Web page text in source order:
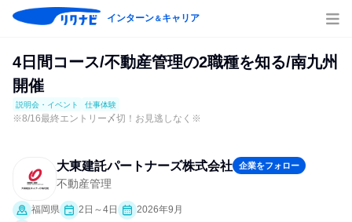
インターン＆キャリア
4日間コース/不動産管理の2職種を知る/南九州
開催
説明会・イベント 仕事体験
※8/16最終エントリー〆切！お見逃しなく※
大東建託パートナーズ株式会社 企業をフォロー
不動産管理
福岡県 2日～4日
2026年9月